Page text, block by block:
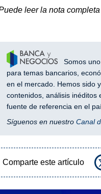
leer la nota
Somos
para temas bancarios,
en el mercado. Hemos sido
contenidos, análisis inéditos
fuente de referencia en el
Síguenos en nuestro Canal
Comparte este artículo